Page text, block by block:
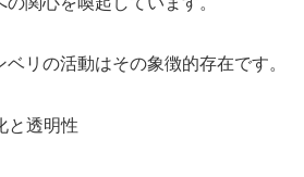
リの活動はその象徴的存在です。
と透明性